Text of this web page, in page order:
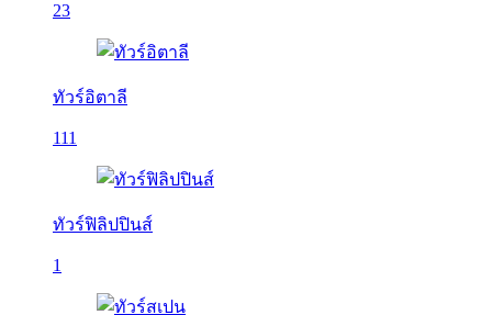
23
ทัวร์อิตาลี
111
ทัวร์ฟิลิปปินส์
1